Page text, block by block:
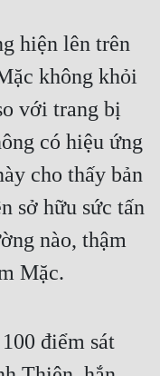
hiện lên trên
không khỏi
với trang bị
có hiệu ứng
cho thấy bản
sở hữu sức tấn
nào, thậm
Mặc.
điểm sát